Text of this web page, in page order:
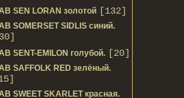
SEN LORAN золотой [132]
SOMERSET SIDLIS синий.
SENT-EMILON голубой. [20]
SAFFOLK RED зелёный.
SWEET SKARLET красная.